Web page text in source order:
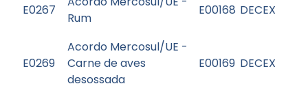
E0267
Rum
E00168 DECEX
E0269
Acordo Mercosul/UE -
Carne de aves
desossada
E00169 DECEX